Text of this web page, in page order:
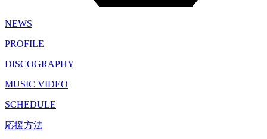
NEWS
PROFILE
DISCOGRAPHY
MUSIC VIDEO
SCHEDULE
応援方法